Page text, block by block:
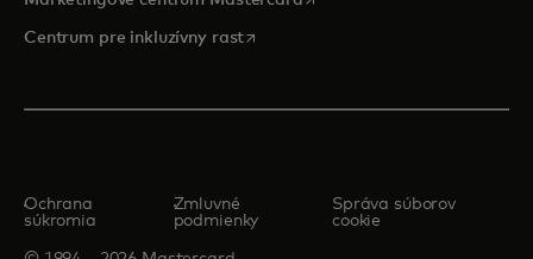
Centrum pre inkluzívny rastopens in a new tab
Ochrana
súkromia
Zmluvné
podmienky
Správa súborov
cookie